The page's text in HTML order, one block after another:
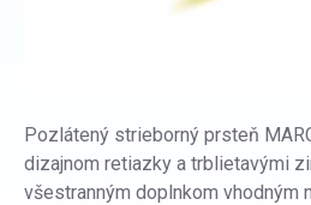
Pozlátený strieborný prsteň
dizajnom retiazky a trblietavými
všestranným doplnkom vhodným